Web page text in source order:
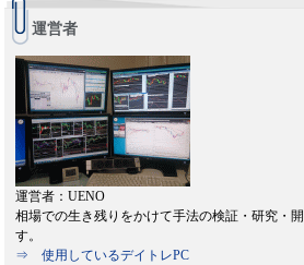
運営者
運営者：UENO
相場での生き残りをかけて手法の検証・研究・
す。
⇒ 使用しているデイトレPC